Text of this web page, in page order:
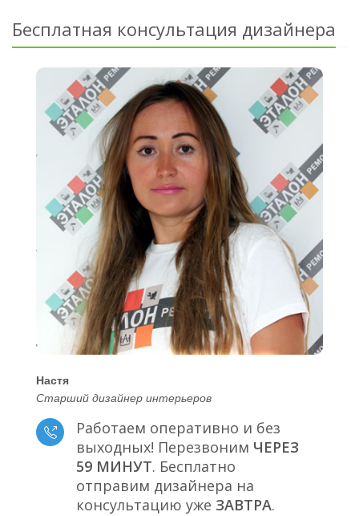
Бесплатная консультация дизайнера
Настя
Старший дизайнер интерьеров
Работаем оперативно и без
выходных! Перезвоним ЧЕРЕЗ
59 МИНУТ. Бесплатно
отправим дизайнера на
консультацию уже ЗАВТРА.